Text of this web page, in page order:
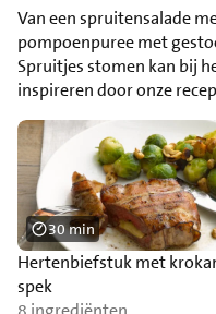
Van een spruitensalade
pompoenpuree met
Spruitjes stomen kan bij
inspireren door onze
Hertenbiefstuk met
spek
30 min